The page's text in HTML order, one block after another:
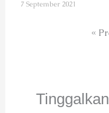
7 September 2021
«